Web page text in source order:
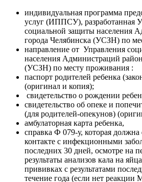
индивидуальная программа
услуг (ИППСУ), разработанная
социальной защиты населения
города Челябинска (УСЗН) по
направление от Управления
населения Администраций
(УСЗН) по месту проживания :
паспорт родителей ребенка
(оригинал и копия);
свидетельство о рождении
свидетельство об опеке и
(для родителей-опекунов)
амбулаторная карта ребенка,
справка Ф 079-у, которая должна
контакте с инфекционными
последних 30 дней, осмотре на
результаты анализов кала на
прививках с результатами
течение года (если нет реакции